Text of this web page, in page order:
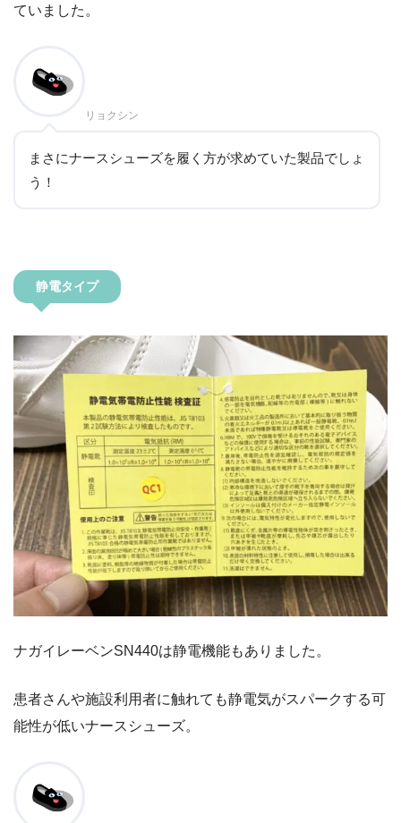
ていました。
リョクシン
まさにナースシューズを履く方が求めていた製品でしょ
う！
静電タイプ
ナガイレーベンSN440は静電機能もありました。
患者さんや施設利用者に触れても静電気がスパークする可
能性が低いナースシューズ。